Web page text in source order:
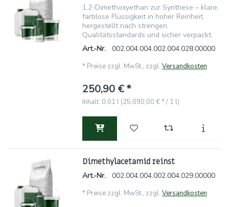
1,2-Dimethoxyethan zur Synthese – klare,
farblose Flüssigkeit in hoher Reinheit,
hergestellt nach strengen
Qualitätsstandards und sicher verpackt.
Art.-Nr.
002.004.004.002.004.028.00000
* Preise zzgl. MwSt., zzgl. Versandkosten
250,90 € *
Inhalt: 0,01 l (25.090,00 € * / 1 l)
Dimethylacetamid reinst
Art.-Nr. 002.004.004.002.004.029.00000
* Preise zzgl. MwSt., zzgl. Versandkosten